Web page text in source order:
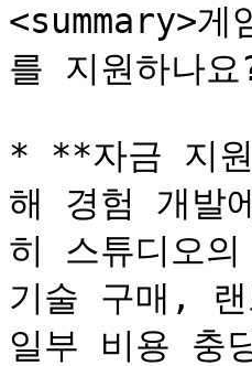
<summary>
를 지원하나
* **자금 지
해 경험 개발
히 스튜디오
기술 구매,
일부 비용 충